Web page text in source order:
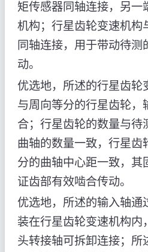
矩传感器同轴连接，另一
机构；行星齿轮变速机构
同轴连接，用于带动待测
动。
优选地，所述的行星齿轮
与周向等分的行星齿轮，
合；行星齿轮的数量与待
曲轴的数量一致，行星齿
分的曲轴中心距一致，其
证齿部有效啮合传动。
优选地，所述的输入轴通
装在行星齿轮变速机构内
头转接轴可拆卸连接；所